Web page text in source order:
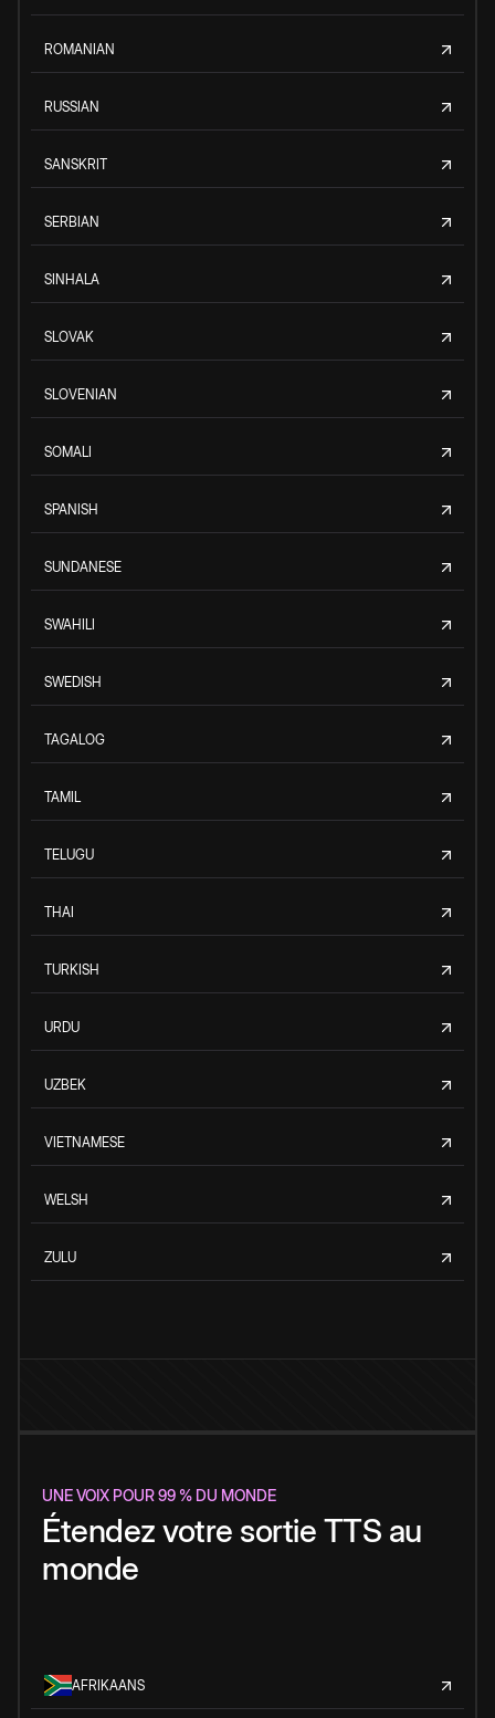
ROMANIAN
RUSSIAN
SANSKRIT
SERBIAN
SINHALA
SLOVAK
SLOVENIAN
SOMALI
SPANISH
SUNDANESE
SWAHILI
SWEDISH
TAGALOG
TAMIL
TELUGU
THAI
TURKISH
URDU
UZBEK
VIETNAMESE
WELSH
ZULU
UNE VOIX POUR 99 % DU MONDE
Étendez votre sortie TTS au
monde
AFRIKAANS